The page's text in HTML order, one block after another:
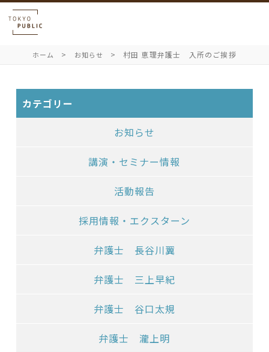
ホーム お知らせ 村田 恵理弁護士 入所のご挨拶
カテゴリー
お知らせ
講演・セミナー情報
活動報告
採用情報・エクスターン
弁護士 長谷川翼
弁護士 三上早紀
弁護士 谷口太規
弁護士 瀧上明